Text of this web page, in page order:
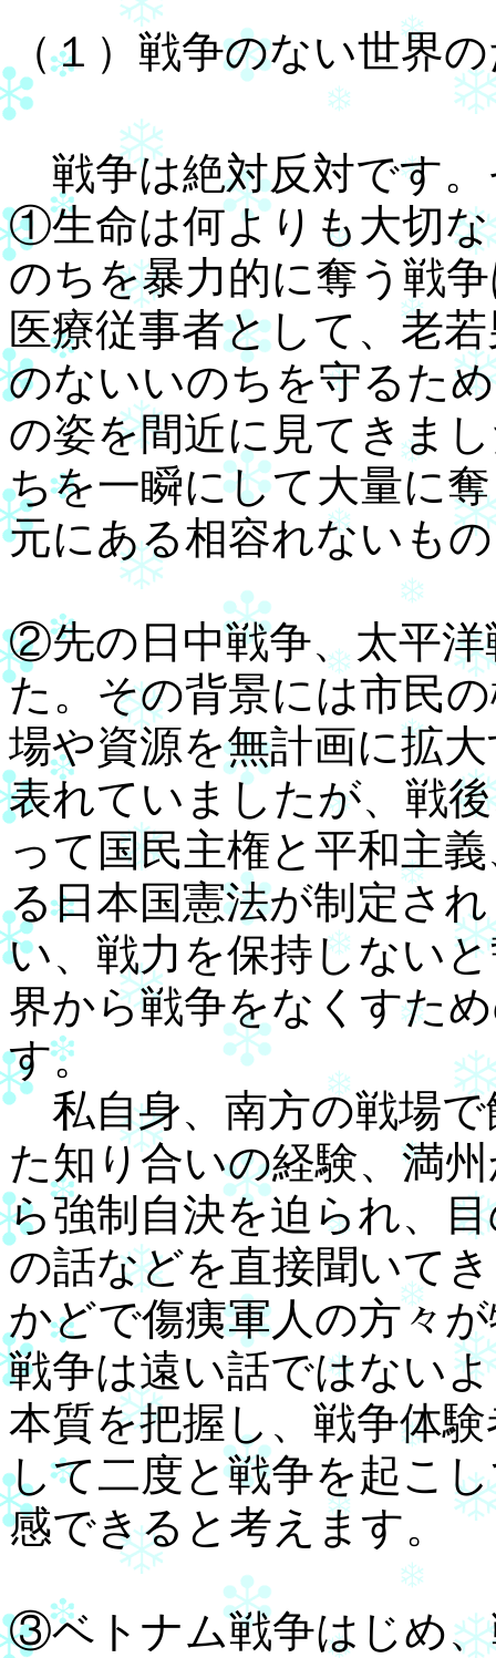
（１）戦争のない世界
戦争は絶対反対です。
①生命は何よりも大切
のちを暴力的に奪う戦
医療従事者として、老
のないいのちを守るた
の姿を間近に見てきま
ちを一瞬にして大量に
元にある相容れないも
②先の日中戦争、太平
た。その背景には市民
場や資源を無計画に拡
表れていましたが、戦
って国民主権と平和主
る日本国憲法が制定さ
い、戦力を保持しない
界から戦争をなくすた
す。
私自身、南方の戦場で
た知り合いの経験、満
ら強制自決を迫られ、
の話などを直接聞いて
かどで傷痍軍人の方々
戦争は遠い話ではない
本質を把握し、戦争体
して二度と戦争を起こ
感できると考えます。
③ベトナム戦争はじめ